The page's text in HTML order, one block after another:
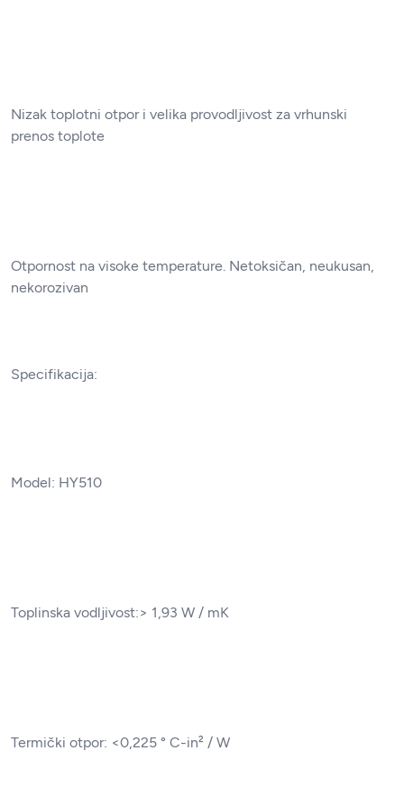
Nizak toplotni otpor i velika provodljivost za vrhunski
prenos toplote
Otpornost na visoke temperature. Netoksičan, neukusan,
nekorozivan
Specifikacija:
Model: HY510
Toplinska vodljivost:> 1,93 W / mK
Termički otpor: <0,225 ° C-in² / W